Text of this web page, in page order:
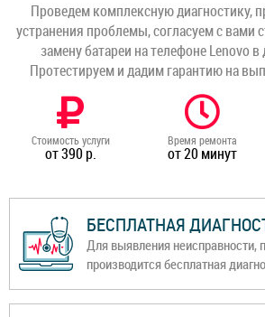
Проведем комплексную диагностику,
устранения проблемы, согласуем с вами
замену батареи на телефоне Lenovo
Протестируем и дадим гарантию на
Стоимость услуги
от 390 р.
Время ремонта
от 20 минут
БЕСПЛАТНАЯ
Для выявления неисправности,
производится бесплатная